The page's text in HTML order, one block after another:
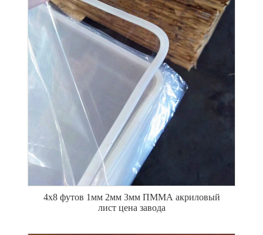
4x8 футов 1мм 2мм 3мм ПММА акриловый
лист цена завода